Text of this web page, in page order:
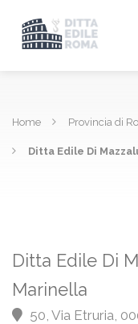
Home Provincia di
Ditta Edile Di
Ditta Edile Di
Marinella
50, Via Etruria,